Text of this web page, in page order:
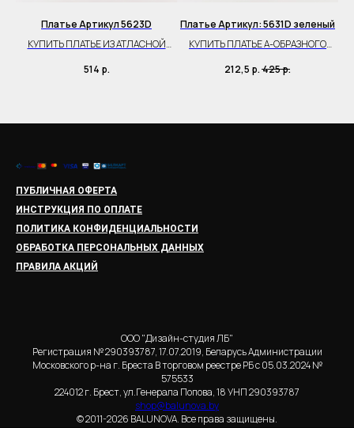
Платье Артикул 5623D
КУПИТЬ ПЛАТЬЕ ИЗ АТЛАСНОЙ
514 р.
Платье Артикул: 5631D зеленый
КУПИТЬ ПЛАТЬЕ А-ОБРАЗНОГО
212,5 р. 425р.
ПУБЛИЧНАЯ ОФЕРТА
ИНСТРУКЦИЯ ПО ОПЛАТЕ
ПОЛИТИКА КОНФИДЕНЦИАЛЬНОСТИ
ОБРАБОТКА ПЕРСОНАЛЬНЫХ ДАННЫХ
ПРАВИЛА АКЦИЙ
ООО "Дизайн-студия ЛБ"
Регистрация № 290393787, 17.07.2019, Беларусь Администрации
Московского р-на г. Бреста В торговом реестре РБ с 05.03.2024 №
575533
224012 г. Брест, ул.Генерала Попова, 18 УНП 290393787
shop@balunova.by
© 2011-2026 BALUNOVA. Все права защищены.